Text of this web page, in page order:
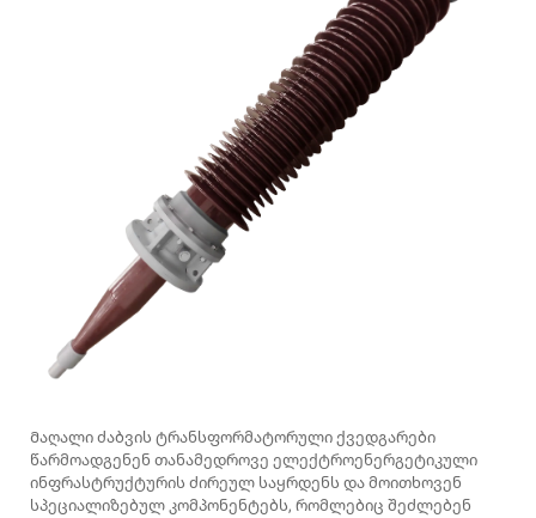
Მაღალი ძაბვის ტრანსფორმატორული ქვედგარები
წარმოადგენენ თანამედროვე ელექტროენერგეტიკული
ინფრასტრუქტურის ძირეულ საყრდენს და მოითხოვენ
სპეციალიზებულ კომპონენტებს, რომლებიც შეძლებენ